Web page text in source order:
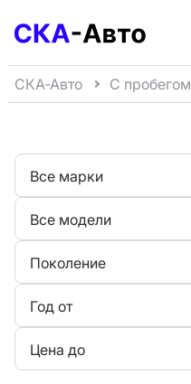
СКА-Авто С пробегом
Все марки
Все модели
Поколение
Год от
Цена до